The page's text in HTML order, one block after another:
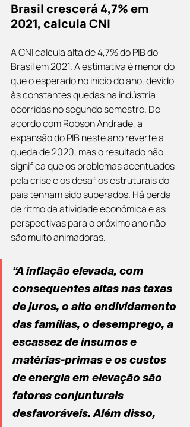
Brasil crescerá 4,7% em
2021, calcula CNI
A CNI calcula alta de 4,7% do PIB do
Brasil em 2021. A estimativa é menor do
que o esperado no início do ano, devido
às constantes quedas na indústria
ocorridas no segundo semestre. De
acordo com Robson Andrade, a
expansão do PIB neste ano reverte a
queda de 2020, mas o resultado não
significa que os problemas acentuados
pela crise e os desafios estruturais do
país tenham sido superados. Há perda
de ritmo da atividade econômica e as
perspectivas para o próximo ano não
são muito animadoras.
“A inflação elevada, com
consequentes altas nas taxas
de juros, o alto endividamento
das famílias, o desemprego, a
escassez de insumos e
matérias-primas e os custos
de energia em elevação são
fatores conjunturais
desfavoráveis. Além disso,